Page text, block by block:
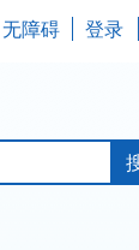
无障碍 登录